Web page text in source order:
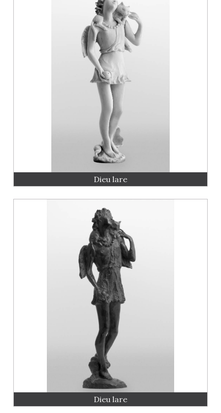
Dieu lare
Dieu lare